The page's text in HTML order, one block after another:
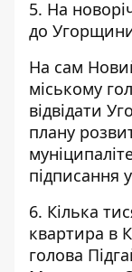
5. На
до
На сам
міському
відвідати
плану
підписання
6. Кілька
квартира в
голова